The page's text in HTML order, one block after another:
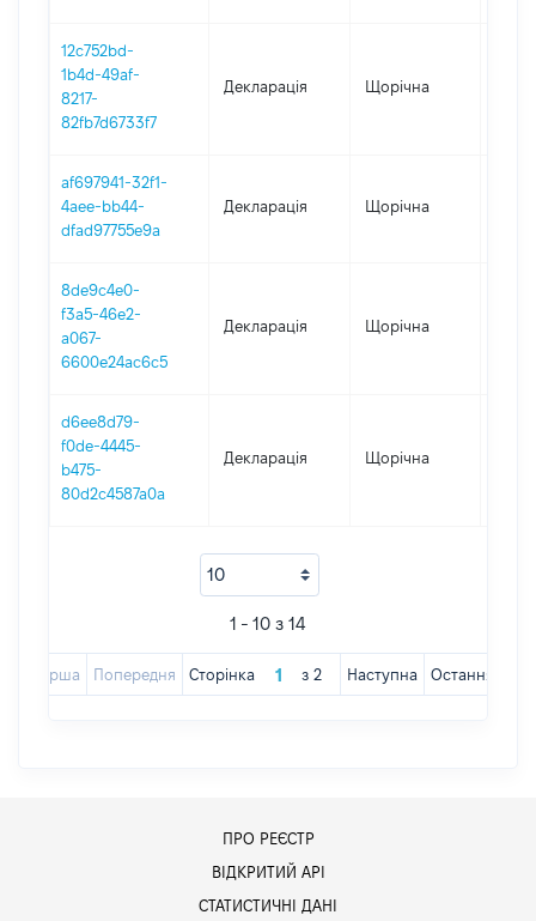
12c752bd-
1b4d-49af-
8217-
82fb7d6733f7
Декларація Щорічна
af697941-32f1-
4aee-bb44-
dfad97755e9a
Декларація Щорічна
8de9c4e0-
f3a5-46e2-
a067-
6600e24ac6c5
Декларація Щорічна
d6ee8d79-
f0de-4445-
b475-
80d2c4587a0a
Декларація Щорічна
1 - 10 з 14
Перша Попередня Сторінка з 2 Наступна Остання
ПРО РЕЄСТР
ВІДКРИТИЙ АРІ
СТАТИСТИЧНІ ДАНІ